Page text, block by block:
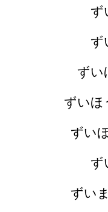
ず
ず
ずい
ずいほ
ずい
ず
ずい